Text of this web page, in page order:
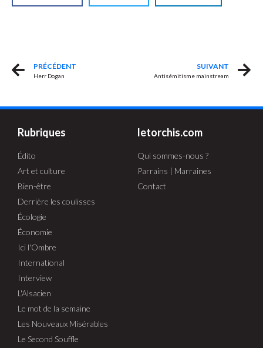
PRÉCÉDENT
Herr Dogan
SUIVANT
Antisémitisme mainstream
Rubriques
Édito
Art et culture
Bien-être
Derrière les coulisses
Écologie
Économie
Ici l'Ombre
International
Interview
L'Alsacien
Le mot de la semaine
Les Nouveaux Misérables
Le Second Souffle
letorchis.com
Qui sommes-nous ?
Parrains | Marraines
Contact